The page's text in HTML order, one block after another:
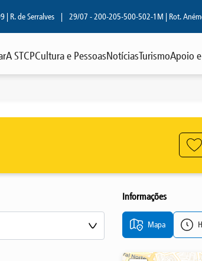
de Serralves | 29/07 - 200-205-500-502-1M | Rot. Anémona
A STCPCultura e PessoasNotíciasTurismoApoio
Informações
Mapa